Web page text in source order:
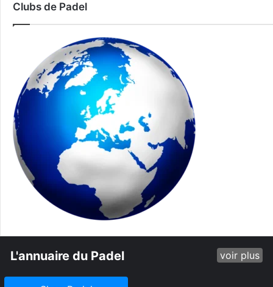
Clubs de Padel
L'annuaire du Padel voir plus